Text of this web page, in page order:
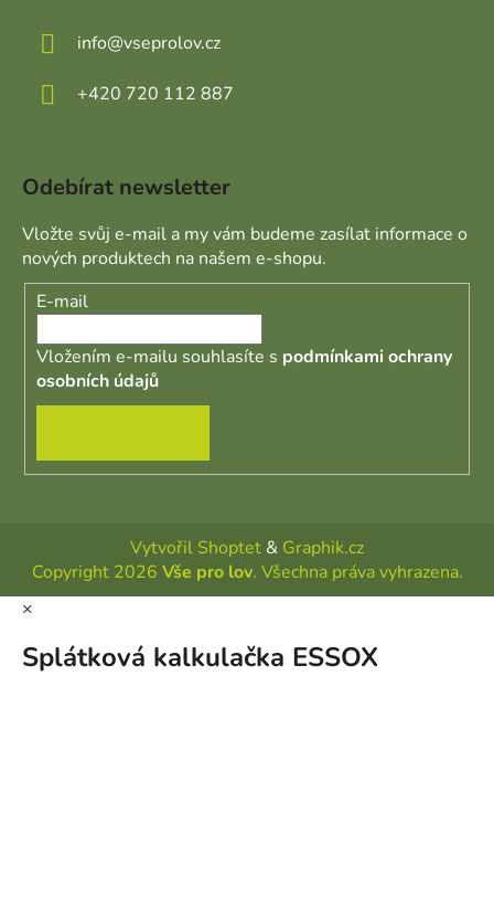
info@vseprolov.cz
+420 720 112 887
Odebírat newsletter
Vložte svůj e-mail a my vám budeme zasílat informace o
nových produktech na našem e-shopu.
E-mail
Vložením e-mailu souhlasíte s podmínkami ochrany
osobních údajů
Vytvořil Shoptet & Graphik.cz
Copyright 2026 Vše pro lov. Všechna práva vyhrazena.
×
Splátková kalkulačka ESSOX